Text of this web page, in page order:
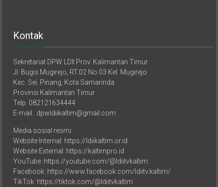
Jl. Bugis Mugirejo, RT.02 No.03 Kel. Mugirejo
Kec. Sei. Pinang, Kota Samarinda
Provinsi Kalimantan Timur
Telp. 082121634444
E-mail : dpwldiikaltim@gmail.com
Website Internal: https://ldiikaltim.or.id
Website External: https://kaltimpro.id
YouTube: https://youtube.com/@ldiitvkaltim
Facebook: https://www.facebook.com/ldiitv.kaltim/
TikTok: https://tiktok.com/@ldiitvkaltim
X: https://x.com/ldiitvkaltim